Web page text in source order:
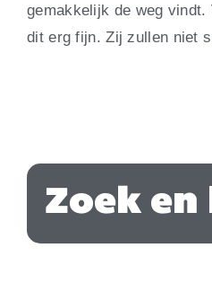
gemakkelijk de weg vindt.
dit erg fijn. Zij zullen niet
Zoek en